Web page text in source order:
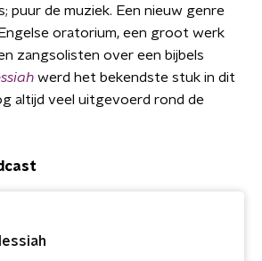
puur de muziek. Een nieuw genre
oratorium, een groot werk
zangsolisten over een bijbels
werd het bekendste stuk in dit
altijd veel uitgevoerd rond de